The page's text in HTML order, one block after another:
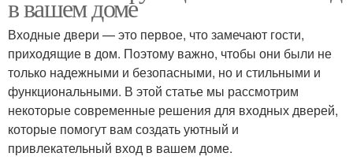
в вашем доме
Входные двери — это первое, что замечают гости,
приходящие в дом. Поэтому важно, чтобы они были не
только надежными и безопасными, но и стильными и
функциональными. В этой статье мы рассмотрим
некоторые современные решения для входных дверей,
которые помогут вам создать уютный и
привлекательный вход в вашем доме.